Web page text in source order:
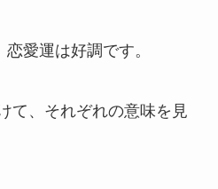
恋愛運は好調です。
て、それぞれの意味を見